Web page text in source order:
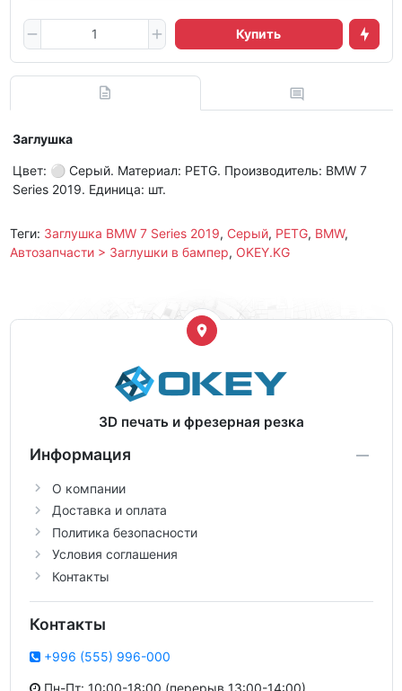
Купить
Заглушка
Цвет: ⚪ Серый. Материал: PETG. Производитель: BMW 7
Series 2019. Единица: шт.
Теги: Заглушка BMW 7 Series 2019, Серый, PETG, BMW,
Автозапчасти > Заглушки в бампер, OKEY.KG
3D печать и фрезерная резка
Информация
О компании
Доставка и оплата
Политика безопасности
Условия соглашения
Контакты
Контакты
+996 (555) 996-000